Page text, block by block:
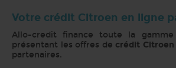
Votre crédit Citroen en ligne
Allo-credit finance toute la
présentant les offres de crédit Citroen
partenaires.